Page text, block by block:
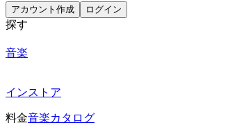
アカウント作成 ログイン
探す
音楽
インストア
料金音楽カタログ